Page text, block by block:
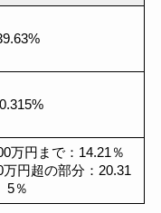
万円まで：14.21％
円超の部分：20.31
5％